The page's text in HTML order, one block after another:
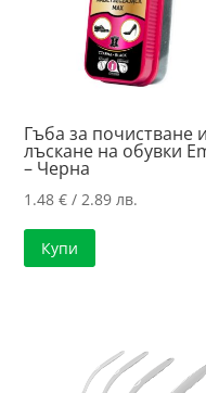
Гъба за почистване и
лъскане на обувки
– Черна
1.48€ / 2.89 лв.
Купи